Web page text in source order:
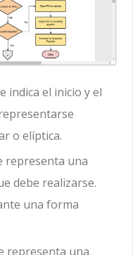
indica el inicio y el
o elíptica.
representa una
debe realizarse.
una forma
representa una